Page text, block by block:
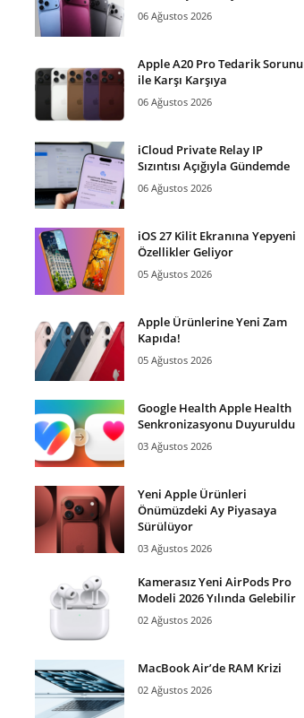
06 Ağustos 2026
Apple A20 Pro Tedarik Sorunu
ile Karşı Karşıya
06 Ağustos 2026
iCloud Private Relay IP
Sızıntısı Açığıyla Gündemde
06 Ağustos 2026
iOS 27 Kilit Ekranına Yepyeni
Özellikler Geliyor
05 Ağustos 2026
Apple Ürünlerine Yeni Zam
Kapıda!
05 Ağustos 2026
Google Health Apple Health
Senkronizasyonu Duyuruldu
03 Ağustos 2026
Yeni Apple Ürünleri
Önümüzdeki Ay Piyasaya
Sürülüyor
03 Ağustos 2026
Kamerasız Yeni AirPods Pro
Modeli 2026 Yılında Gelebilir
02 Ağustos 2026
MacBook Air’de RAM Krizi
02 Ağustos 2026